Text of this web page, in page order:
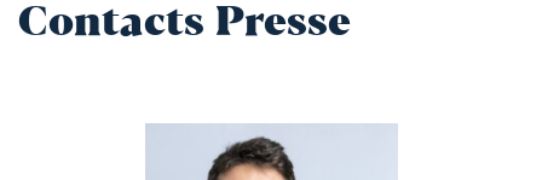
Contacts Presse